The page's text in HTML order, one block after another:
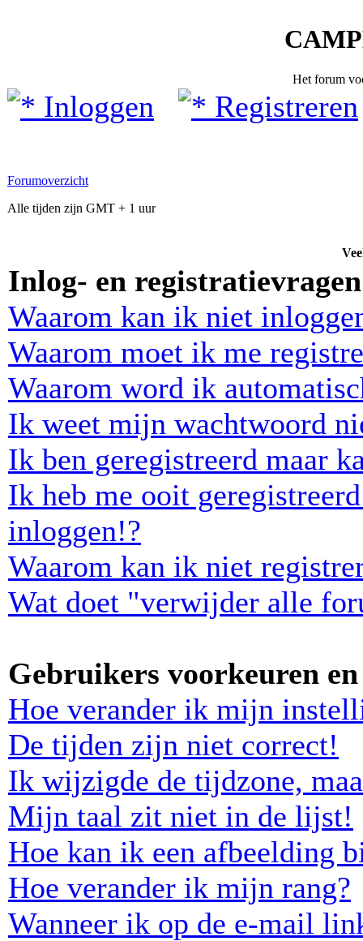
Het forum
Inloggen Registreren
Forumoverzicht
Alle tijden zijn GMT + 1 uur
Inlog- en registratievragen
Waarom kan ik niet
Waarom moet ik me
Waarom word ik
Ik weet mijn wachtwoord
Ik ben geregistreerd maar
Ik heb me ooit
inloggen!?
Waarom kan ik niet
Wat doet "verwijder alle
Gebruikers voorkeuren
Hoe verander ik mijn
De tijden zijn niet correct!
Ik wijzigde de tijdzone,
Mijn taal zit niet in de lijst!
Hoe kan ik een afbeelding
Hoe verander ik mijn rang?
Wanneer ik op de e-mail